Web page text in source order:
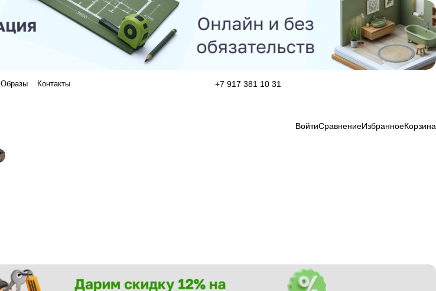
Образы Контакты +7 917 381 10 31
ВойтиСравнениеИзбранноеКорзина